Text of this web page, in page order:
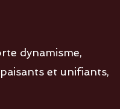
dynamisme,
et unifiants,